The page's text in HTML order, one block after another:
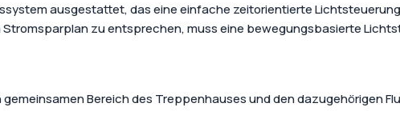
ausgestattet, das eine einfache zeitorientierte
zu entsprechen, muss eine bewegungsbasierte
Bereich des Treppenhauses und den dazugehörigen